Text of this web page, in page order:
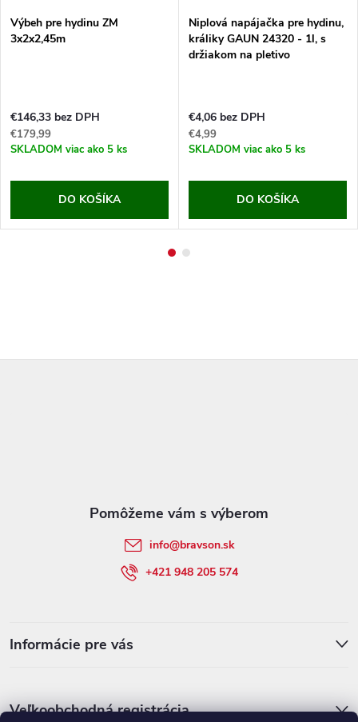
Výbeh pre hydinu ZM
3x2x2,45m
€146,33 bez DPH
€179,99
SKLADOM viac ako 5 ks
DO KOŠÍKA
Niplová napájačka pre hydinu,
králiky GAUN 24320 - 1l, s
držiakom na pletivo
€4,06 bez DPH
€4,99
SKLADOM viac ako 5 ks
DO KOŠÍKA
info@bravson.sk
+421 948 205 574
Informácie pre vás
Veľkoobchodná registrácia